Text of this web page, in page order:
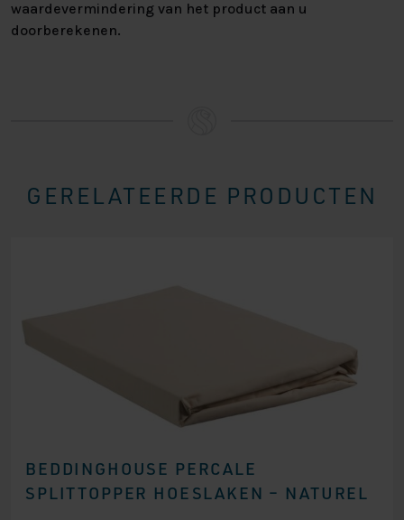
waardevermindering van het product aan u
doorberekenen.
GERELATEERDE PRODUCTEN
BEDDINGHOUSE PERCALE
SPLITTOPPER HOESLAKEN – NATUREL